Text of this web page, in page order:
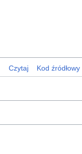
Czytaj Kod źródłowy